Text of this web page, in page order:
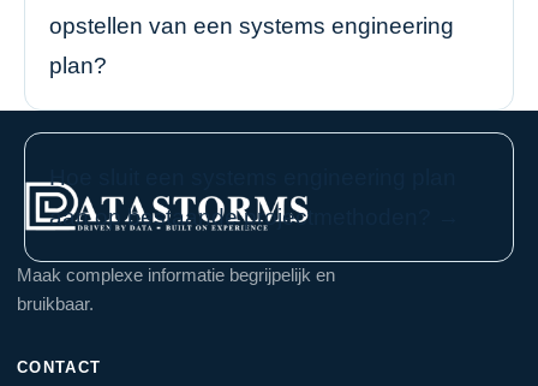
opstellen van een systems engineering
plan?
Hoe sluit een systems engineering plan
aan op bestaande projectmethoden? →
Maak complexe informatie begrijpelijk en
bruikbaar.
CONTACT